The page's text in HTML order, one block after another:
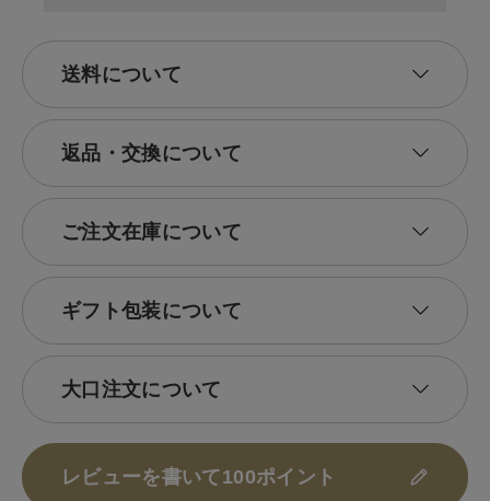
送料について
返品・交換について
ご注文在庫について
ギフト包装について
大口注文について
レビューを書いて100ポイント